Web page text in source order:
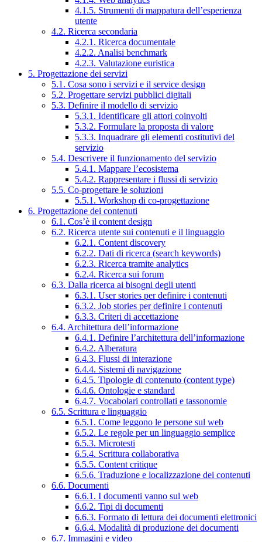
4.1.5. Strumenti di mappatura dell’esperienza
utente
4.2. Ricerca secondaria
4.2.1. Ricerca documentale
4.2.2. Analisi benchmark
4.2.3. Valutazione euristica
5. Progettazione dei servizi
5.1. Cosa sono i servizi e il service design
5.2. Progettare servizi pubblici digitali
5.3. Definire il modello di servizio
5.3.1. Identificare gli attori coinvolti
5.3.2. Formulare la proposta di valore
5.3.3. Inquadrare gli elementi costitutivi del
servizio
5.4. Descrivere il funzionamento del servizio
5.4.1. Mappare l’ecosistema
5.4.2. Rappresentare i flussi di servizio
5.5. Co-progettare le soluzioni
5.5.1. Workshop di co-progettazione
6. Progettazione dei contenuti
6.1. Cos’è il content design
6.2. Ricerca utente sui contenuti e il linguaggio
6.2.1. Content discovery
6.2.2. Dati di ricerca (search keywords)
6.2.3. Ricerca tramite analytics
6.2.4. Ricerca sui forum
6.3. Dalla ricerca ai bisogni degli utenti
6.3.1. User stories per definire i contenuti
6.3.2. Job stories per definire i contenuti
6.3.3. Criteri di accettazione
6.4. Architettura dell’informazione
6.4.1. Definire l’architettura dell’informazione
6.4.2. Alberatura
6.4.3. Flussi di interazione
6.4.4. Sistemi di navigazione
6.4.5. Tipologie di contenuto (content type)
6.4.6. Ontologie e standard
6.4.7. Vocabolari controllati e tassonomie
6.5. Scrittura e linguaggio
6.5.1. Come leggono le persone sul web
6.5.2. Le regole per un linguaggio semplice
6.5.3. Microtesti
6.5.4. Scrittura collaborativa
6.5.5. Content critique
6.5.6. Traduzione e localizzazione dei contenuti
6.6. Documenti
6.6.1. I documenti vanno sul web
6.6.2. Tipi di documenti
6.6.3. Formato di lettura dei documenti elettronici
6.6.4. Modalità di produzione dei documenti
6.7. Immagini e video